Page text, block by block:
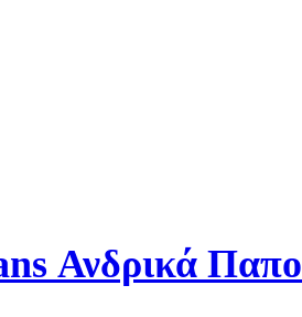
Ανδρικά